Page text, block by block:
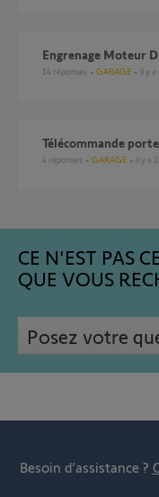
Engrenage Moteur
14 réponses GARAGE il y
Télécommande
4 réponses GARAGE il y a
CE N'EST PAS CE
QUE VOUS
Posez votre
Besoin d’assistance ?